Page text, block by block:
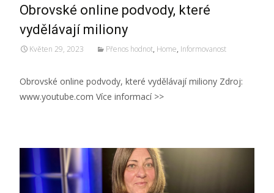
Obrovské online podvody, které
vydělávají miliony
Květen 29, 2023 Přenos hodnot, Home, Informovanost
Obrovské online podvody, které vydělávají miliony Zdroj:
www.youtube.com Více informací >>